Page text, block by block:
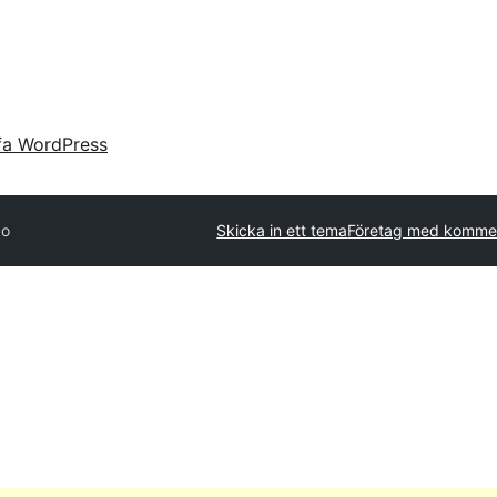
WordPress
Skicka in ett temaFöretag med